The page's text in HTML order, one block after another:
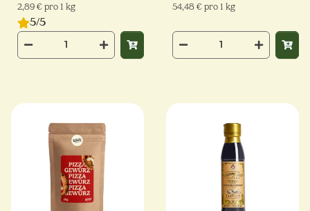
2,89 € pro 1 kg
5/5
54,48 € pro 1 kg